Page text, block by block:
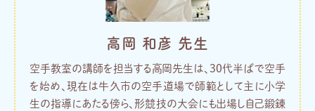
高岡 和彦 先生
空手教室の講師を担当する高岡先生は、30代半ばで空手
を始め、現在は牛久市の空手道場で師範として主に小学
生の指導にあたる傍ら、形競技の大会にも出場し自己鍛錬